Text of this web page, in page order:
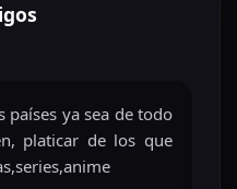
países ya sea de todo
platicar de los que